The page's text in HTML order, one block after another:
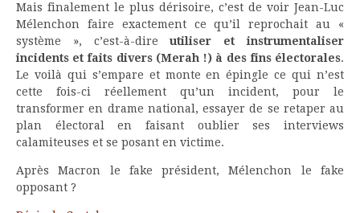
Mais finalement le plus dérisoire, c’est de voir Jean-Luc
Mélenchon faire exactement ce qu’il reprochait au «
système », c’est-à-direutiliser et instrumentaliser
incidents et faits divers (Merah !) à des fins électorales.
Le voilà qui s’empare et monte en épingle ce qui n’est
cette fois-ci réellement qu’un incident, pour le
transformer en drame national, essayer de se retaper au
plan électoral en faisant oublier ses interviews
calamiteuses et se posant en victime.
Après Macron le fake président, Mélenchon le fake
opposant ?